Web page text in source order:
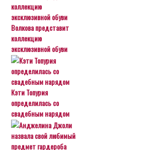
Волкова представит
коллекцию
эксклюзивной обуви
Кэти Топурия
определилась со
свадебным нарядом